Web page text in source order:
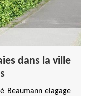
dans la ville
Beaumann elagage